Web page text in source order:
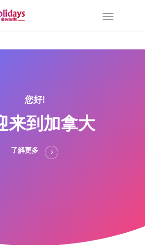
您好!
来到加拿大
了解更多